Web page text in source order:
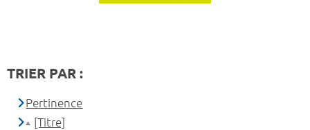
TRIER PAR :
Pertinence
[Titre]